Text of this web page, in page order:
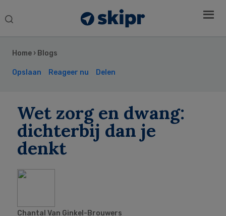
Search
Home › Blogs
Opslaan Reageer nu Delen
Wet zorg en dwang:
dichterbij dan je
denkt
Chantal Van Ginkel-Brouwers
Sidebar